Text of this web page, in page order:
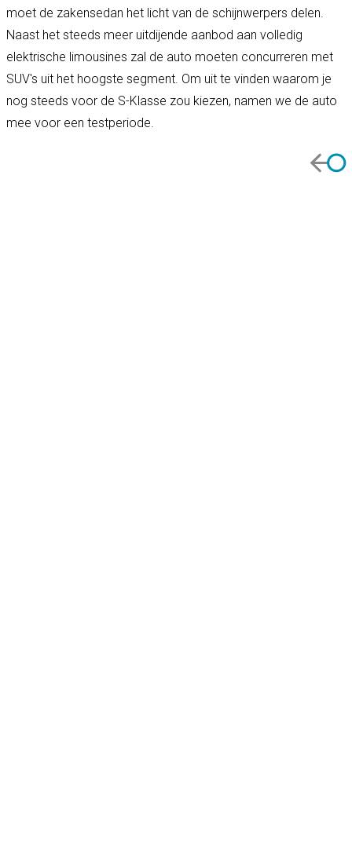
moet de zakensedan het licht van de schijnwerpers delen.
Naast het steeds meer uitdijende aanbod aan volledig
elektrische limousines zal de auto moeten concurreren met
SUV's uit het hoogste segment. Om uit te vinden waarom je
nog steeds voor de S-Klasse zou kiezen, namen we de auto
mee voor een testperiode.